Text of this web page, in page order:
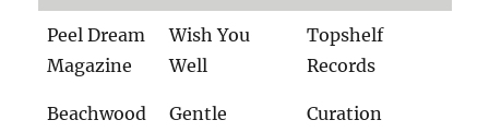
Peel Dream
Magazine
Wish You
Well
Topshelf
Records
Beachwood
Gentle
Curation